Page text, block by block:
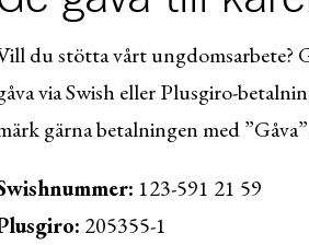
du stötta vårt ungdomsarbete?
via Swish eller Plusgiro-
gärna betalningen med
123-591 21 59
205355-1